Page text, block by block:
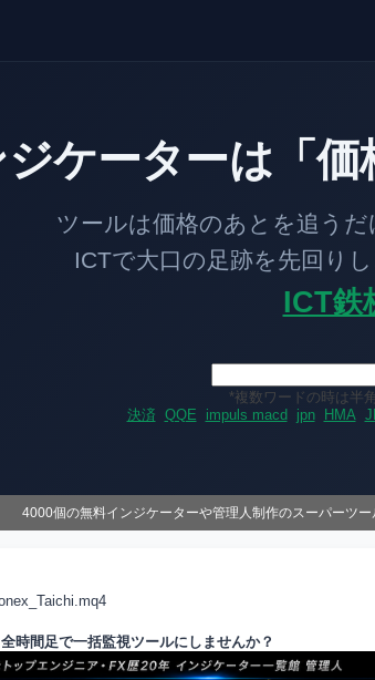
ケーターは「価
は価格のあとを追うだけの
大口の足跡を先回りし、相
ICT鉄
*複数ワードの時は半
決済 QQE impuls macd jpn HMA
4000個の無料インジケーターや管理人制作のスーパーツ
時間足で一括監視ツールにしませんか？